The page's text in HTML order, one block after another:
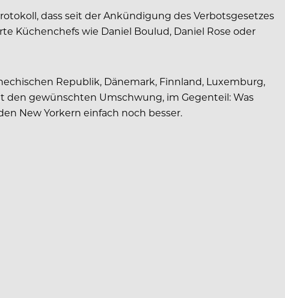
dass seit der Ankündigung des Verbotsgesetzes
Küchenchefs wie Daniel Boulud, Daniel Rose oder
Republik, Dänemark, Finnland, Luxemburg,
den gewünschten Umschwung, im Gegenteil: Was
New Yorkern einfach noch besser.